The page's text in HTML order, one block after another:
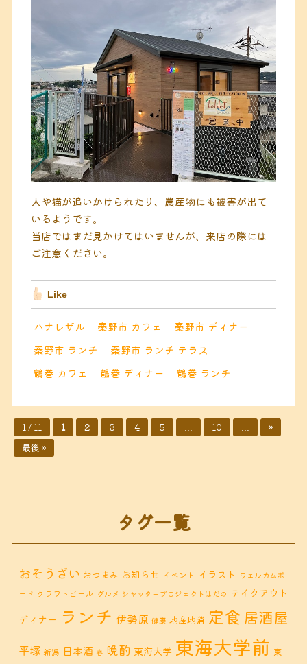
人や猫が追いかけられたり、農産物にも被害が出て
いるようです。
当店ではまだ見かけてはいませんが、来店の際には
ご注意ください。
Like
ハナレザル 秦野市 カフェ
秦野市 ディナー
秦野市 ランチ
秦野市 ランチ テラス
鶴巻 カフェ
鶴巻 ディナー 鶴巻 ランチ
1 / 11 1 2 3 4 5 ... 10 ...
»
最後 »
タグ一覧
おそうざい おつまみ お知らせ イベント イラスト ウェルカムボ
ード クラフトビール グルメ シャッタープロジェクトはだの テイクアウト
ディナー ランチ 伊勢原 健康 地産地消 定食 居酒屋
平塚 新潟 日本酒 春 晩酌 東海大学 東海大学前 東